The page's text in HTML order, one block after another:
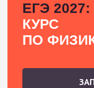
ЕГЭ 2027:
КУРС
ПО